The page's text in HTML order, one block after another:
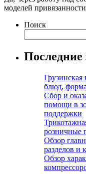
моделей
Поиск
Последние
Грузинская
блюд,
Сбор и
помощи в
поддержки
розничные
Обзор
разделов и
Обзор